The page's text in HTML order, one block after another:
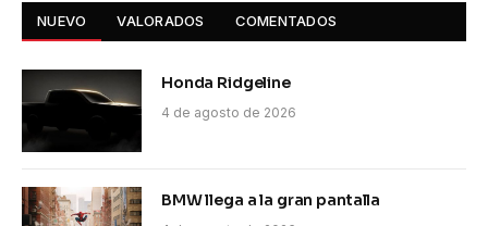
NUEVO VALORADOS COMENTADOS
Honda Ridgeline
4 de agosto de 2026
BMW llega a la gran pantalla